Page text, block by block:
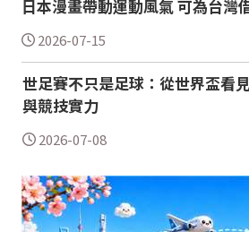
日本漫畫帶動運動風氣 可為台灣
2026-07-15
世足賽不只是足球：從世界盃看
與競技實力
2026-07-08